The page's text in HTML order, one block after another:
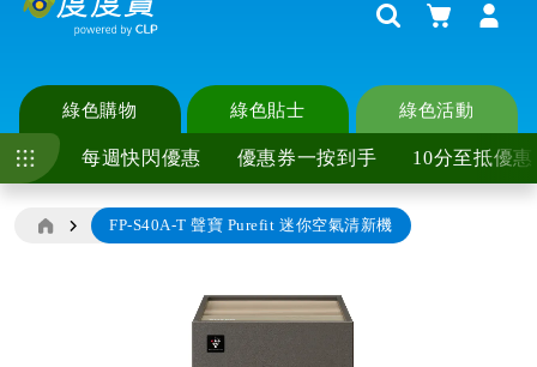
Search購物車
綠色購物
每週快閃優惠 優惠券一按到手 10分至抵優惠
綠色貼士 綠色活動
FP-S40A-T 聲寶 Purefit 迷你空氣清新機